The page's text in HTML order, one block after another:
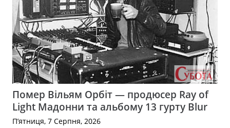
Помер Вільям Орбіт — продюсер Ray of
Light Мадонни та альбому 13 гурту Blur
П’ятниця, 7 Серпня, 2026